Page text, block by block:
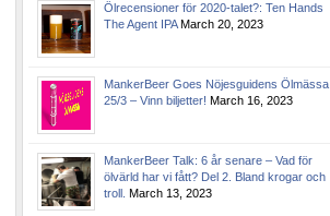
Ölrecensioner för 2020-talet?: Ten Hands
The Agent IPA March 20, 2023
MankerBeer Goes Nöjesguidens Ölmässa
25/3 – Vinn biljetter! March 16, 2023
MankerBeer Talk: 6 år senare – Vad för
ölvärld har vi fått? Del 2. Bland krogar och
troll. March 13, 2023